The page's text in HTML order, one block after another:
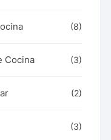
(8)
Cocina (3)
(2)
(3)